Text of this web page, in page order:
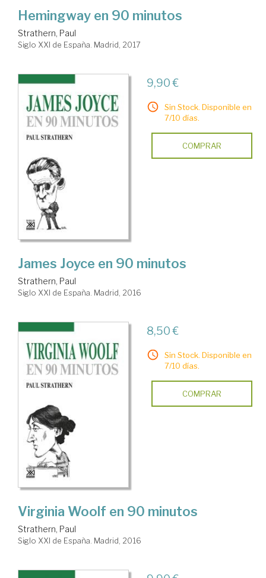
Hemingway en 90 minutos
Strathern, Paul
Siglo XXI de España. Madrid, 2017
9,90 €
Sin Stock. Disponible en
7/10 días.
COMPRAR
James Joyce en 90 minutos
Strathern, Paul
Siglo XXI de España. Madrid, 2016
8,50 €
Sin Stock. Disponible en
7/10 días.
COMPRAR
Virginia Woolf en 90 minutos
Strathern, Paul
Siglo XXI de España. Madrid, 2016